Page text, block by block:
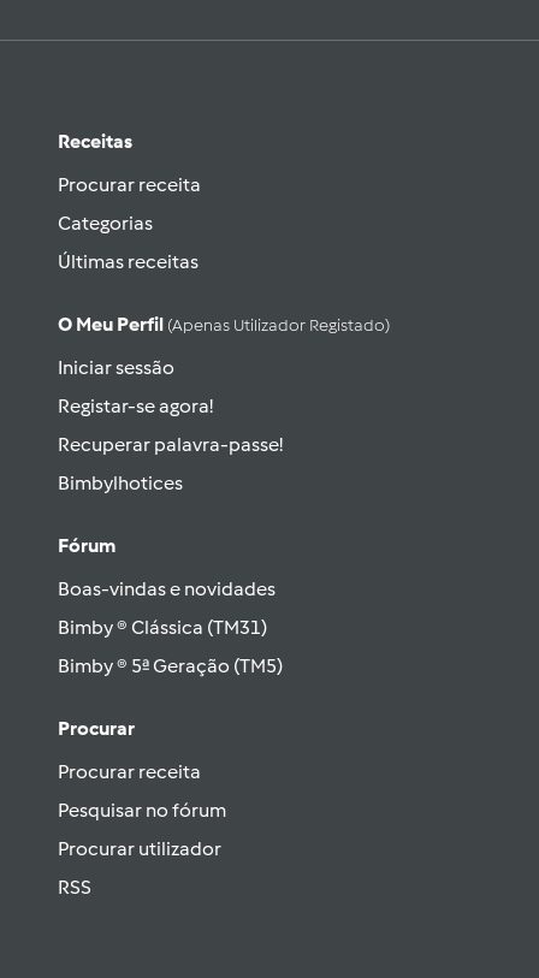
Receitas
Procurar receita
Categorias
Últimas receitas
O Meu Perfil (apenas Utilizador Registado)
Iniciar sessão
Registar-se agora!
Recuperar palavra-passe!
Bimbylhotices
Fórum
Boas-vindas e novidades
Bimby ® Clássica (TM31)
Bimby ® 5ª Geração (TM5)
Procurar
Procurar receita
Pesquisar no fórum
Procurar utilizador
RSS